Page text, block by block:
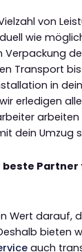
von
wie
Transport
in
erledigen
dein Umzug
Partner
Wert darauf,
bieten
auch